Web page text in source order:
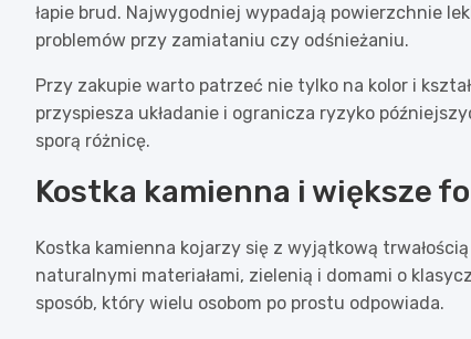
łapie brud. Najwygodniej wypadają powierzchnie
problemów przy zamiataniu czy odśnieżaniu.
Przy zakupie warto patrzeć nie tylko na kolor i
przyspiesza układanie i ogranicza ryzyko
sporą różnicę.
Kostka kamienna i większe
Kostka kamienna kojarzy się z wyjątkową
naturalnymi materiałami, zielenią i domami o
sposób, który wielu osobom po prostu odpowiada.